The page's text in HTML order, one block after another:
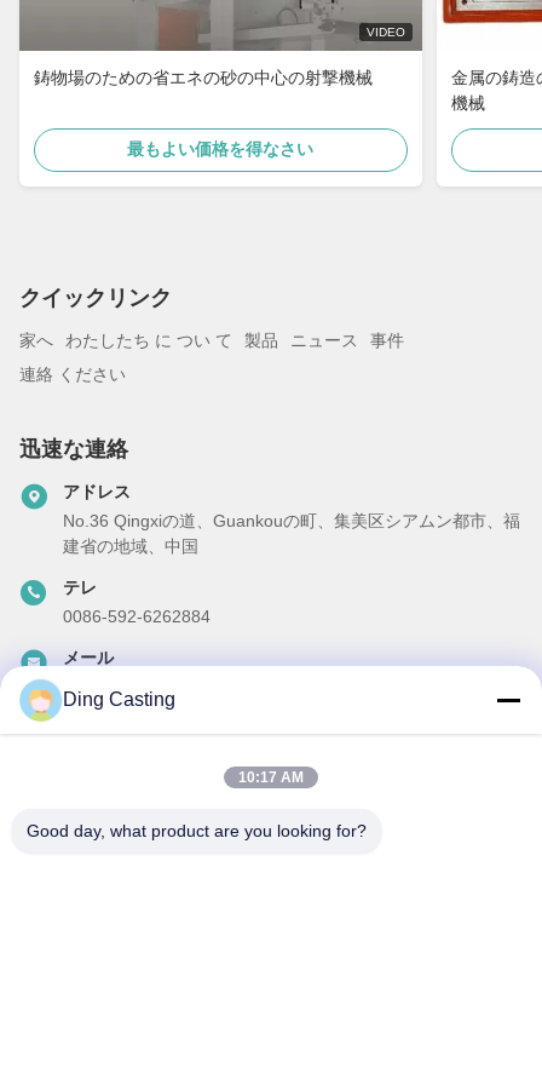
VIDEO
鋳物場のための省エネの砂の中心の射撃機械
最もよい価格を得なさい
金属の鋳造
機械
クイックリンク
家へ わたしたち に つい て 製品 ニュース
事件
連絡 ください
迅速な連絡
アドレス
No.36 Qingxiの道、Guankouの町、集美区シアムン都市、福
建省の地域、中国
テレ
0086-592-6262884
メール
ニュースレターへの購読は,割引などで可能です.
Ding Casting
10:17 AM
Good day, what product are you looking for?